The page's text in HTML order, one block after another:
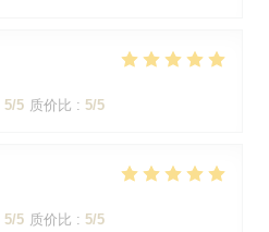
5/5 质价比 : 5/5
5/5 质价比 : 5/5